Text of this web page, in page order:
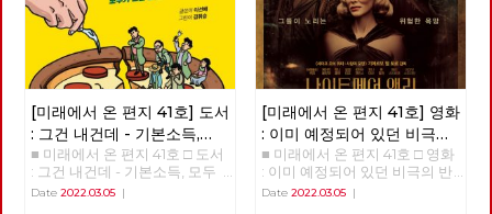
[미래에서 온 편지 41호] 도서
: 그건 내건데 - 기본소득,
모두가 차별없이 찾아야 할
권리
■ 미래에서 온 편지 41호 □ 도서
: 그건 내건데 - 기본소득, 모두
가 차별없이 찾아야 할 권리
Date 2022.03.05 |
[미래에서 온 편지 41호] 영화
: 이미 예정되어 있던 비극의
반복 – 나이트메어 앨리
■ 미래에서 온 편지 41호 □ 영화
: 이미 예정되어 있던 비극의 반
복 – 나이트메어 앨리 >>>>>>
Date 2022.03.05|